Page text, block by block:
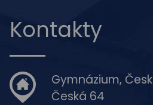
Kontakty
Gymnázium,
Česká 64